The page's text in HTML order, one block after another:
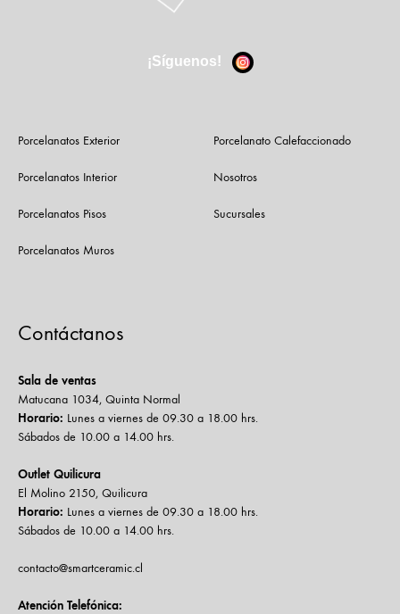
¡Síguenos!
Porcelanatos Exterior
Porcelanatos Interior
Porcelanatos Pisos
Porcelanatos Muros
Porcelanato Calefaccionado
Nosotros
Sucursales
Contáctanos
Sala de ventas
Matucana 1034, Quinta Normal
Horario: Lunes a viernes de 09.30 a 18.00 hrs.
Sábados de 10.00 a 14.00 hrs.
Outlet Quilicura
El Molino 2150, Quilicura
Horario: Lunes a viernes de 09.30 a 18.00 hrs.
Sábados de 10.00 a 14.00 hrs.
contacto@smartceramic.cl
Atención Telefónica: